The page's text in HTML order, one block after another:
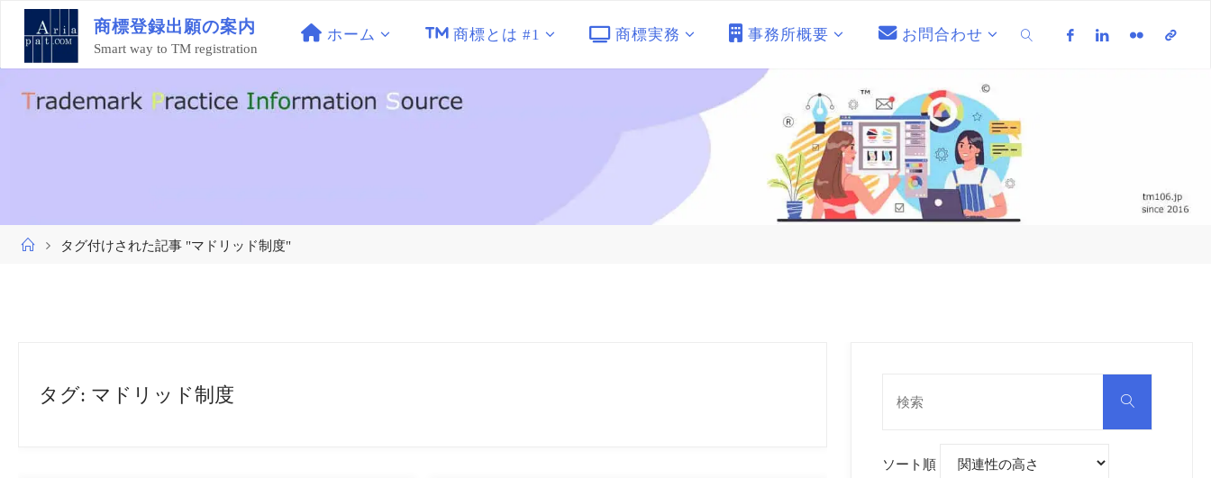
ン
商標登録出願の案内
Smart way to TM registration
ホーム 商標とは #1 商標実務 事務所概要 お問合わせ
ホ
タグ付けされた記事 "マドリッド制度"
タグ: マドリッド制度
検
ソート順